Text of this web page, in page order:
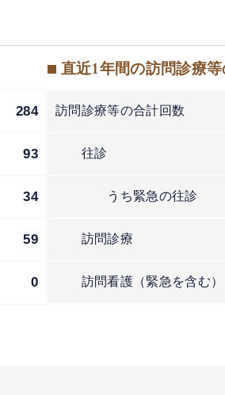
284
93
34
59
0
■ 直近1年間の訪問診療
訪問診療等の合計回数
往診
うち緊急の往診
訪問診療
訪問看護（緊急を含む）